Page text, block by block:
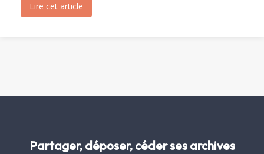
Lire cet article
Partager, déposer, céder ses archives